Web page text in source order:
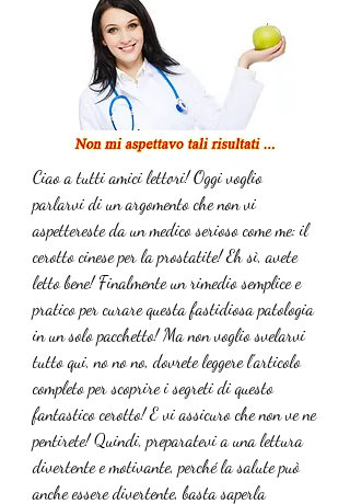
Ciao a tutti amici lettori! Oggi voglio
parlarvi di un argomento che non vi
aspettereste da un medico serioso come me: il
cerotto cinese per la prostatite! Eh sì, avete
letto bene! Finalmente un rimedio semplice e
pratico per curare questa fastidiosa patologia
in un solo pacchetto! Ma non voglio svelarvi
tutto qui, no no no, dovrete leggere l'articolo
completo per scoprire i segreti di questo
fantastico cerotto! E vi assicuro che non ve ne
pentirete! Quindi, preparatevi a una lettura
divertente e motivante, perché la salute può
anche essere divertente, basta saperla